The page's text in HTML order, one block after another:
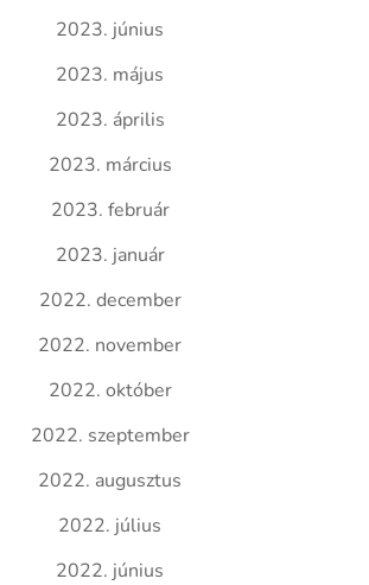
2023. június
2023. május
2023. április
2023. március
2023. február
2023. január
2022. december
2022. november
2022. október
2022. szeptember
2022. augusztus
2022. július
2022. június